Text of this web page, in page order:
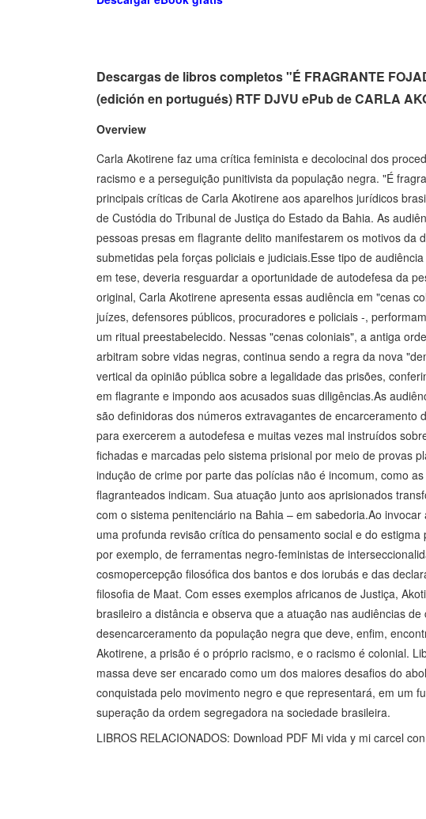
Descargas de libros completos "É FRAGRANTE
(edición en portugués) RTF DJVU ePub de CARLA
Overview
Carla Akotirene faz uma crítica feminista e decolocinal dos
racismo e a perseguição punitivista da população negra. "É
principais críticas de Carla Akotirene aos aparelhos jurídicos
de Custódia do Tribunal de Justiça do Estado da Bahia. As
pessoas presas em flagrante delito manifestarem os motivos da
submetidas pela forças policiais e judiciais.Esse tipo de
em tese, deveria resguardar a oportunidade de autodefesa da
original, Carla Akotirene apresenta essas audiência em "cenas
juízes, defensores públicos, procuradores e policiais -,
um ritual preestabelecido. Nessas "cenas coloniais", a antiga
arbitram sobre vidas negras, continua sendo a regra da nova
vertical da opinião pública sobre a legalidade das prisões,
em flagrante e impondo aos acusados suas diligências.As
são definidoras dos números extravagantes de encarceramento
para exercerem a autodefesa e muitas vezes mal instruídos
fichadas e marcadas pelo sistema prisional por meio de provas
indução de crime por parte das polícias não é incomum, como
flagranteados indicam. Sua atuação junto aos aprisionados
com o sistema penitenciário na Bahia – em sabedoria.Ao
uma profunda revisão crítica do pensamento social e do
por exemplo, de ferramentas negro-feministas de
cosmopercepção filosófica dos bantos e dos iorubás e das
filosofia de Maat. Com esses exemplos africanos de Justiça,
brasileiro a distância e observa que a atuação nas audiências
desencarceramento da população negra que deve, enfim,
Akotirene, a prisão é o próprio racismo, e o racismo é colonial.
massa deve ser encarado como um dos maiores desafios do
conquistada pelo movimento negro e que representará, em um
superação da ordem segregadora na sociedade brasileira.
LIBROS RELACIONADOS: Download PDF Mi vida y mi carcel